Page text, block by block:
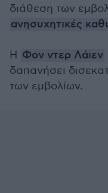
διάθεση των
ανησυχητικές
Η Φον ντερ Λάιεν
δαπανήσει
των εμβολίων.